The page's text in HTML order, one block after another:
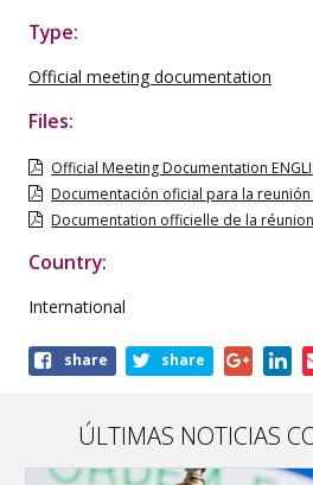
Type:
Official meeting documentation
Files:
Official Meeting Documentation
Documentación oficial para la reunión
Documentation officielle de la réunion
Country:
International
Shareshare share
ÚLTIMAS NOTICIAS